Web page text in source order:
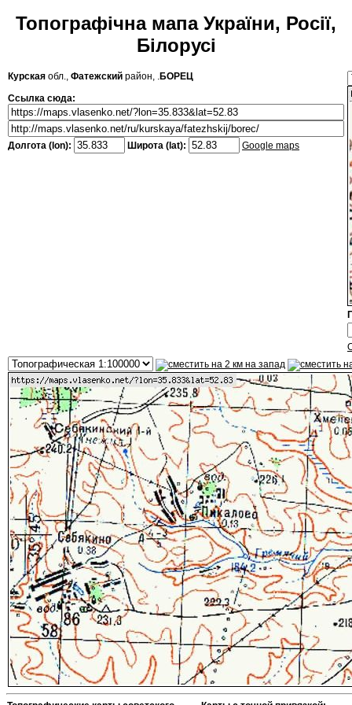
Топографічна мапа України, Росії,
Білорусі
Курская обл., Фатежский район, .БОРЕЦ
Ссылка сюда:
Долгота (lon): Широта (lat): Google maps